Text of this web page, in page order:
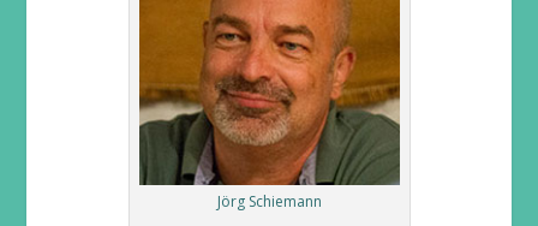
Jörg Schiemann